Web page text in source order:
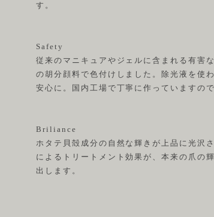
す。
Safety
従来のマニキュアやジェルに含まれる有害
の胡分顔料で色付けしました。除光液を使
安心に。国内工場で丁寧に作っていますの
Briliance
ホタテ貝殻成分の自然な輝きが上品に光沢
によるトリートメント効果が、本来の爪の
出します。